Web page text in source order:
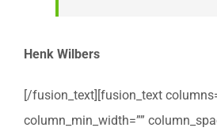
Henk Wilbers
[/fusion_text][fusion_text
column_min_width=””